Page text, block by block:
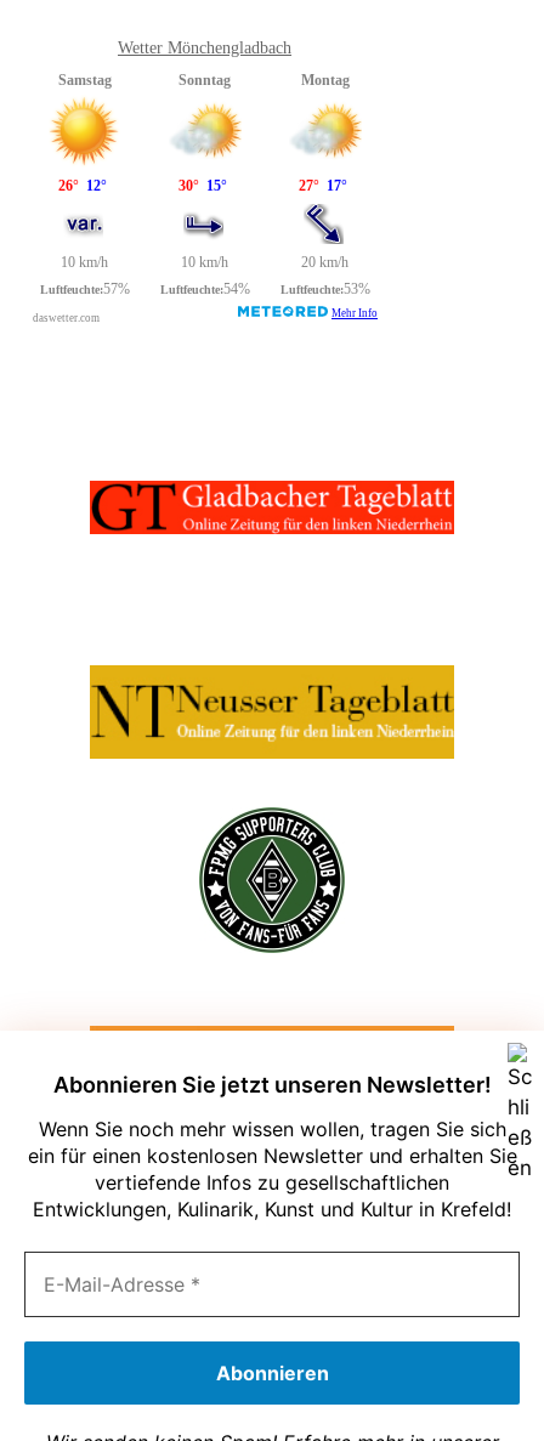
Abonnieren Sie jetzt unseren Newsletter!
Wenn Sie noch mehr wissen wollen, tragen Sie sich
ein für einen kostenlosen Newsletter und erhalten Sie
vertiefende Infos zu gesellschaftlichen
Entwicklungen, Kulinarik, Kunst und Kultur in Krefeld!
Wetter Mönchengladbach
Um unsere Webseite für Sie optimal zu
gestalten und fortlaufend verbessern zu
können, verwenden wir Cookies. Durch
Cookies erhalten Sie in unserer